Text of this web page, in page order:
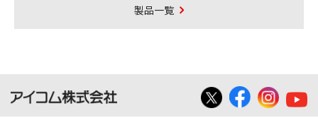
製品一覧